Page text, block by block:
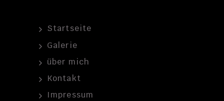
Startseite
Galerie
über mich
Kontakt
Impressum